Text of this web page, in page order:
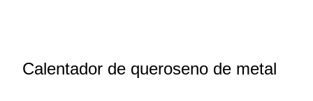
Calentador de queroseno de metal